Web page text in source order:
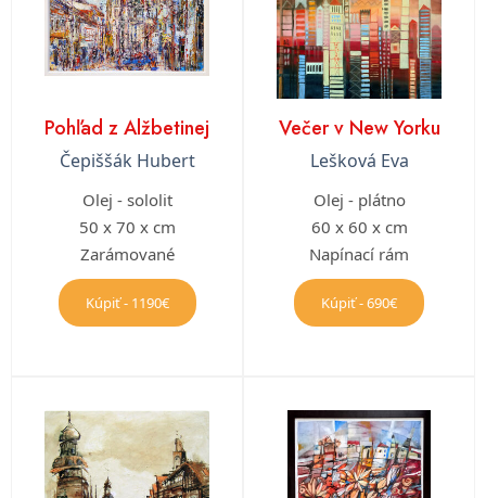
Pohľad z Alžbetinej
Čepiššák Hubert
Olej - sololit
50 x 70 x cm
Zarámované
Kúpiť - 1190€
Večer v New Yorku
Lešková Eva
Olej - plátno
60 x 60 x cm
Napínací rám
Kúpiť - 690€